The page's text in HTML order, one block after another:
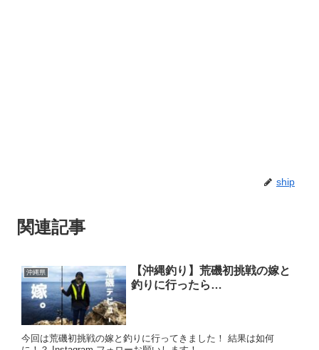
ship
関連記事
沖縄県
【沖縄釣り】荒磯初挑戦の嫁と
釣りに行ったら…
今回は荒磯初挑戦の嫁と釣りに行ってきました！ 結果は如何